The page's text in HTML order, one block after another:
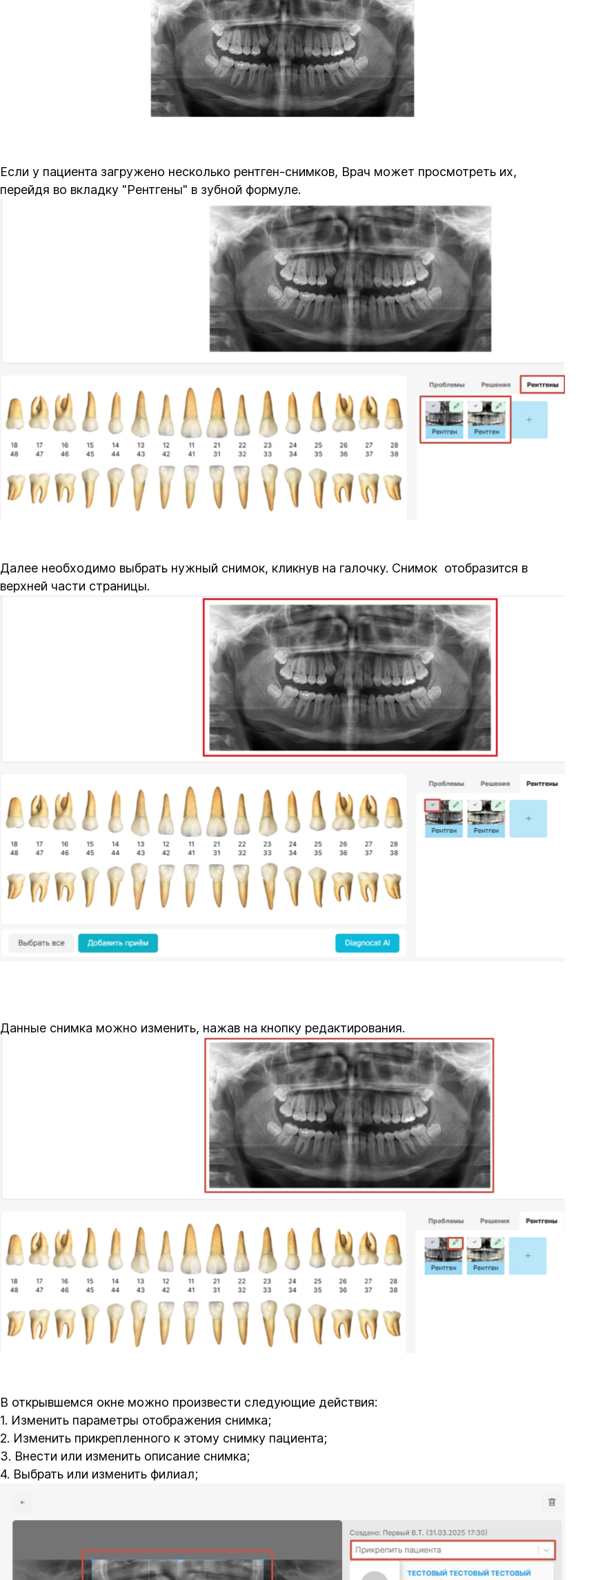
Если у пациента загружено несколько рентген-снимков, Врач может просмотреть их,
перейдя во вкладку "Рентгены" в зубной формуле.
Далее необходимо выбрать нужный снимок, кликнув на галочку. Снимок отобразится в
верхней части страницы.
Данные снимка можно изменить, нажав на кнопку редактирования.
В открывшемся окне можно произвести следующие действия:
1. Изменить параметры отображения снимка;
2. Изменить прикрепленного к этому снимку пациента;
3. Внести или изменить описание снимка;
4. Выбрать или изменить филиал;